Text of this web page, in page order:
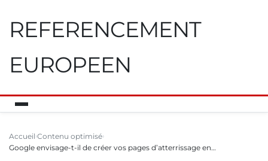
REFERENCEMENT
EUROPEEN
Accueil Contenu optimisé
Google envisage-t-il de créer vos pages d’atterrissage en…